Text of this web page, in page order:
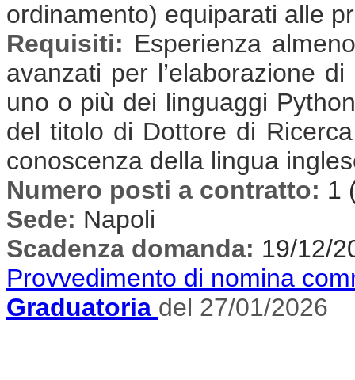
ordinamento) equiparati alle
Requisiti: Esperienza
avanzati per l’elaborazione
uno o più dei linguaggi
del titolo di Dottore di
conoscenza della lingua
Numero posti a contratto: 1
Sede: Napoli
Scadenza domanda: 19/12/
Provvedimento di nomina
Graduatoria del 27/01/2026